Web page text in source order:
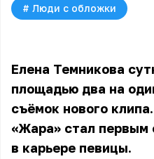
# Люди с обложки
Елена Темникова
площадью два на
съёмок нового
«Жара» стал первым
в карьере певицы.